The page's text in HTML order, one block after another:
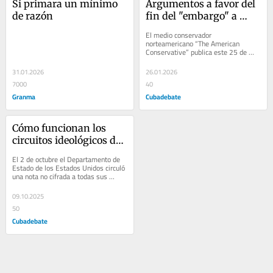
Si primara un mínimo
de razón
31.01.2026
7000
Granma
Argumentos a favor del
fin del "embargo" a
perspectiva de "Estados
Unidos Primero"
El medio conservador
norteamericano “The American
Conservative” publica este 25 de
enero un muy interesante artículo
sobre las relaciones entre...
26.01.2026
40
Cubadebate
Cómo funcionan los
circuitos ideológicos de
corporativa y cómo
magnifican las
poder
El 2 de octubre el Departamento de
Estado de los Estados Unidos circuló
una nota no cifrada a todas sus
activamente...
09.10.2025
50
Cubadebate